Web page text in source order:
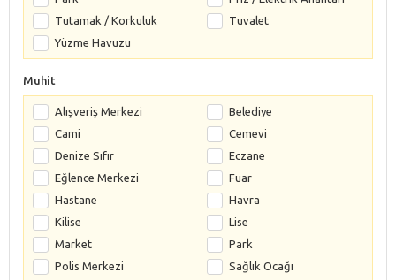
Tutamak / Korkuluk
Tuvalet
Yüzme Havuzu
Muhit
Alışveriş Merkezi
Belediye
Cami
Cemevi
Denize Sıfır
Eczane
Eğlence Merkezi
Fuar
Hastane
Havra
Kilise
Lise
Market
Park
Polis Merkezi
Sağlık Ocağı